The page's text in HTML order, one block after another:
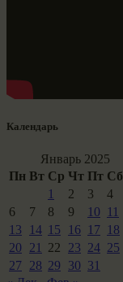
Календарь
Январь 2025
Пн Вт Ср Чт Пт Сб
1
2 3 4
6
7 8 9 10 11
13
14 15 16 17 18
20
21 22 23 24 25
27 28 29 30 31